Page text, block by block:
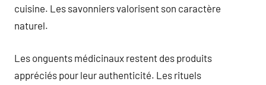
cuisine. Les savonniers valorisent son caractère
naturel.
Les onguents médicinaux restent des produits
appréciés pour leur authenticité. Les rituels